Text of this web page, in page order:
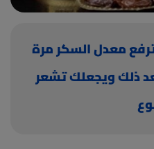
معدل السكر مرة
ذلك ويجعلك تشعر